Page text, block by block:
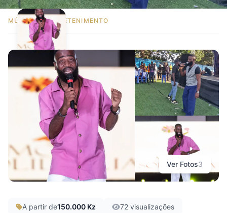
Paixão Lemba
Luanda, Luanda
MÚSICA E ENTRETENIMENTO
Ver Fotos3
A partir de150.000 Kz 72 visualizações